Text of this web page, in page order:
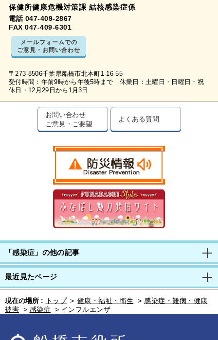
保健所健康危機対策課 結核感染症係
電話 047-409-2867
FAX 047-409-6301
メールフォームでの
ご意見・お問い合わせ
〒273-8506千葉県船橋市北本町1-16-55
受付時間：午前9時から午後5時まで 休業日：土曜日・日曜日・祝
休日・12月29日から1月3日
お問い合わせ
ご意見・ご要望
よくある質問
「感染症」の他の記事
最近見たページ
現在の場所 : トップ > 健康・福祉・衛生 > 感染症・難病・健康
被害 > 感染症 > インフルエンザ